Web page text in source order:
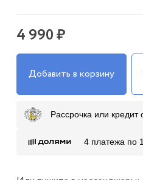
4 990 ₽
Добавить в корзину
Рассрочка или
4 платежа по